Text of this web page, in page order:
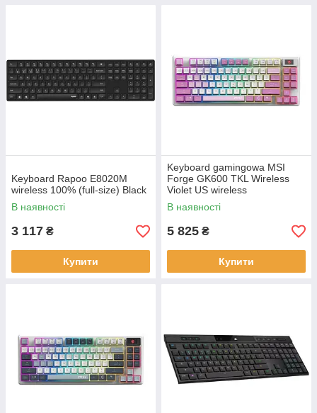
Keyboard Rapoo E8020M
wireless 100% (full-size) Black
В наявності
3 117 ₴
Купити
Keyboard gamingowa MSI
Forge GK600 TKL Wireless
Violet US wireless
mechaniczna backlitetlana
white and pink
В наявності
5 825 ₴
Купити